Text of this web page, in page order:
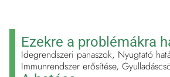
Ezekre a problémákra
Idegrendszeri panaszok, Nyugtató
Immunrendszer erősítése,